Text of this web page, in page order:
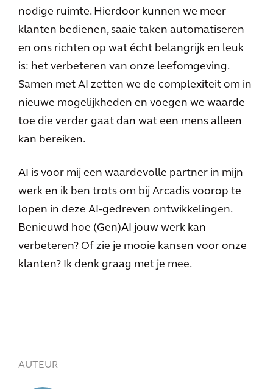
nodige ruimte. Hierdoor kunnen we meer
klanten bedienen, saaie taken automatiseren
en ons richten op wat écht belangrijk en leuk
is: het verbeteren van onze leefomgeving.
Samen met AI zetten we de complexiteit om in
nieuwe mogelijkheden en voegen we waarde
toe die verder gaat dan wat een mens alleen
kan bereiken.
AI is voor mij een waardevolle partner in mijn
werk en ik ben trots om bij Arcadis voorop te
lopen in deze AI-gedreven ontwikkelingen.
Benieuwd hoe (Gen)AI jouw werk kan
verbeteren? Of zie je mooie kansen voor onze
klanten? Ik denk graag met je mee.
AUTEUR